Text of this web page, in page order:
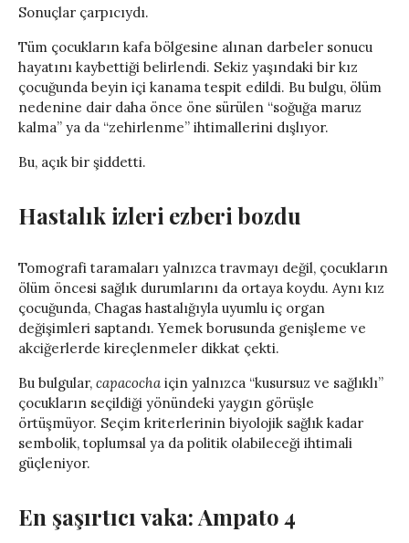
Sonuçlar çarpıcıydı.
Tüm çocukların kafa bölgesine alınan darbeler sonucu
hayatını kaybettiği belirlendi. Sekiz yaşındaki bir kız
çocuğunda beyin içi kanama tespit edildi. Bu bulgu, ölüm
nedenine dair daha önce öne sürülen “soğuğa maruz
kalma” ya da “zehirlenme” ihtimallerini dışlıyor.
Bu, açık bir şiddetti.
Hastalık izleri ezberi bozdu
Tomografi taramaları yalnızca travmayı değil, çocukların
ölüm öncesi sağlık durumlarını da ortaya koydu. Aynı kız
çocuğunda, Chagas hastalığıyla uyumlu iç organ
değişimleri saptandı. Yemek borusunda genişleme ve
akciğerlerde kireçlenmeler dikkat çekti.
Bu bulgular, capacocha için yalnızca “kusursuz ve sağlıklı”
çocukların seçildiği yönündeki yaygın görüşle
örtüşmüyor. Seçim kriterlerinin biyolojik sağlık kadar
sembolik, toplumsal ya da politik olabileceği ihtimali
güçleniyor.
En şaşırtıcı vaka: Ampato 4